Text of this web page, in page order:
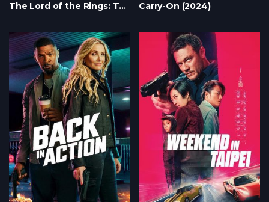
The Lord of the Rings: The War of the Rohirrim (2024) Carry-On (2024)